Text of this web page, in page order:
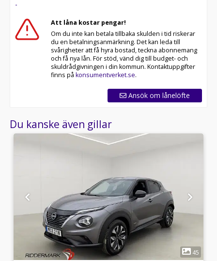
fri försäkring från Folksam.
Se hur vi genomför våra tester här:
Telefontider:
Besökstider i butik:
helljus,Adaptiv
rutor,Svart innertak,Bluetooth,Rattvärme,Eluppvärmd
fram,Parkeringssensorer bak,Parkeringssensorer
fram & bak,Interiör i skinn eller delvis i
skinn,Backkamera,Aircondition,Parkeringssensor
bak,Farthållare
-
Att låna kostar pengar!
Om du inte kan betala tillbaka skulden i tid riskerar
du en betalningsanmärkning. Det kan leda till
svårigheter att få hyra bostad, teckna abonnemang
och få nya lån. För stöd, vänd dig till budget- och
skuldrådgivningen i din kommun. Kontaktuppgifter
finns på konsumentverket.se.
Ansök om lånelöfte
Du kanske även gillar
1
45